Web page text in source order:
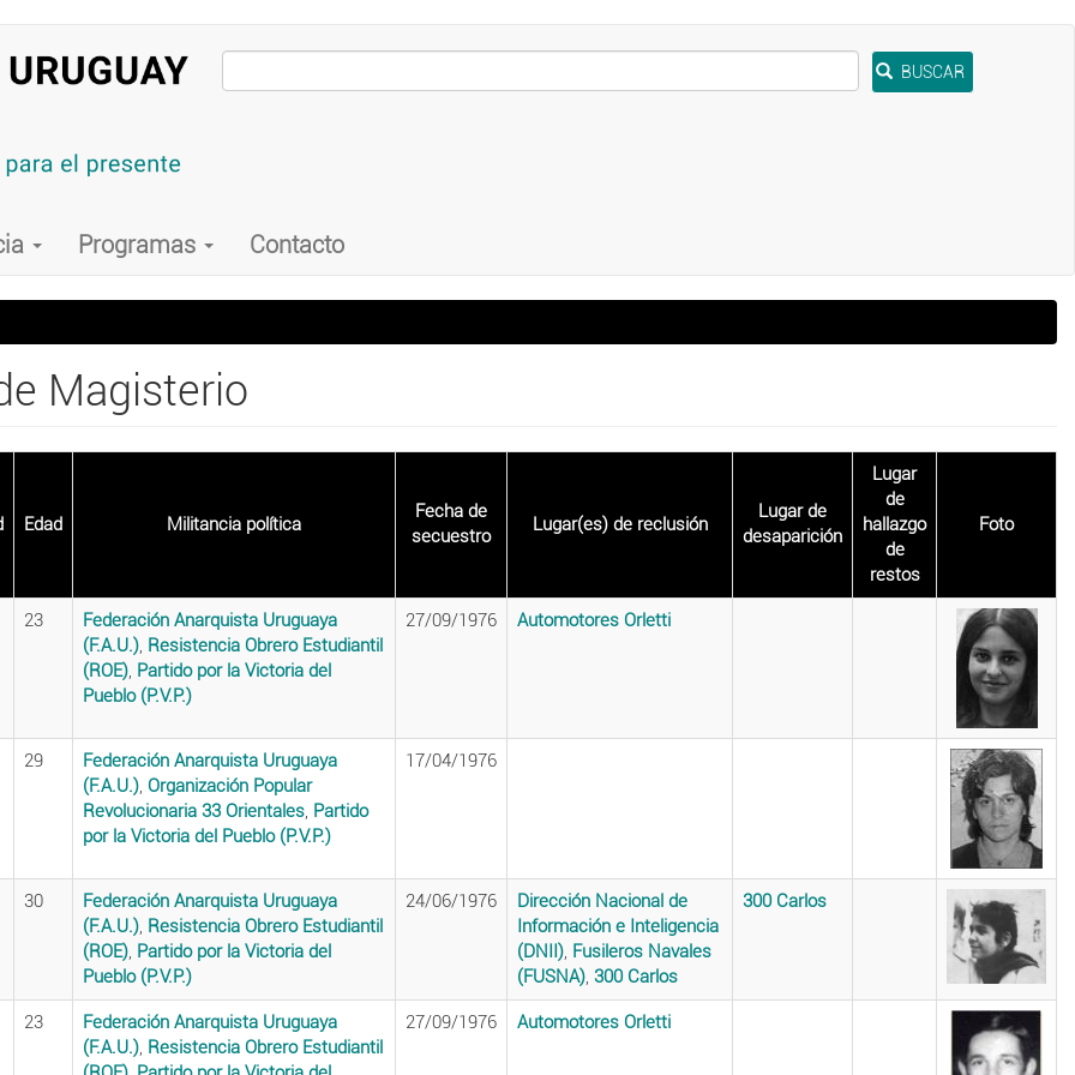
BUSCAR
Programas Contacto
Magisterio
Edad Militancia política
Fecha de
secuestro
Lugar(es) de reclusión
Lugar de
desaparición
Lugar
de
hallazgo
de
restos
Foto
23
Federación Anarquista Uruguaya
(F.A.U.), Resistencia Obrero Estudiantil
(ROE), Partido por la Victoria del
Pueblo (P.V.P.)
27/09/1976 Automotores Orletti
29
Federación Anarquista Uruguaya
(F.A.U.), Organización Popular
Revolucionaria 33 Orientales, Partido
por la Victoria del Pueblo (P.V.P.)
17/04/1976
30
Federación Anarquista Uruguaya
(F.A.U.), Resistencia Obrero Estudiantil
(ROE), Partido por la Victoria del
Pueblo (P.V.P.)
24/06/1976
Dirección Nacional de
Información e Inteligencia
(DNII), Fusileros Navales
(FUSNA), 300 Carlos
300 Carlos
23
Federación Anarquista Uruguaya
(F.A.U.), Resistencia Obrero Estudiantil
27/09/1976 Automotores Orletti